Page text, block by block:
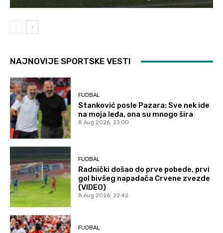
NAJNOVIJE SPORTSKE VESTI
FUDBAL
Stanković posle Pazara: Sve nek ide
na moja leđa, ona su mnogo šira
8 Aug 2026. 23:00
FUDBAL
Radnički došao do prve pobede, prvi
gol bivšeg napadača Crvene zvezde
(VIDEO)
8 Aug 2026. 22:42
FUDBAL